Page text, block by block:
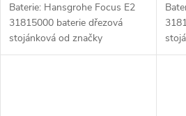
Baterie: Hansgrohe Focus E2
31815000 baterie dřezová
stojánková od značky
Hansgrohe. Série: Focus E2.